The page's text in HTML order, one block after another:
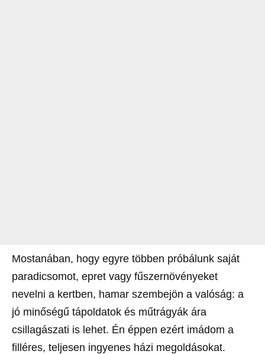
Mostanában, hogy egyre többen próbálunk saját
paradicsomot, epret vagy fűszernövényeket
nevelni a kertben, hamar szembejön a valóság: a
jó minőségű tápoldatok és műtrágyák ára
csillagászati is lehet. Én éppen ezért imádom a
filléres, teljesen ingyenes házi megoldásokat.